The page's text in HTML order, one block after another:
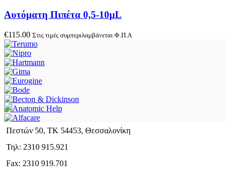
Αυτόματη Πιπέτα 0,5-10μL
€115.00 Στις τιμές συμπεριλαμβάνεται Φ.Π.Α
Πεστών 50, ΤΚ 54453, Θεσσαλονίκη
Τηλ: 2310 915.921
Fax: 2310 919.701